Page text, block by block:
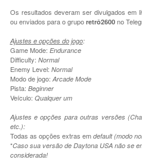
Os resultados deveram ser divulgados em
ou enviados para o grupo retrô2600no
Ajustes e opções do jogo:
Game Mode: Endurance
Difficulty: Normal
Enemy Level: Normal
Modo de jogo: Arcade Mode
Pista: Beginner
Veículo: Qualquer um
Ajustes e opções para outras versões
etc.):
Todas as opções extras em default (modo
*Caso sua versão de Daytona USA não se
considerada!